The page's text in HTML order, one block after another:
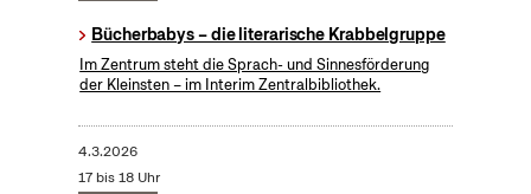
Bücherbabys – die literarische Krabbelgruppe
Im Zentrum steht die Sprach- und Sinnesförderung
der Kleinsten – im Interim Zentralbibliothek.
4.3.2026
17 bis 18 Uhr